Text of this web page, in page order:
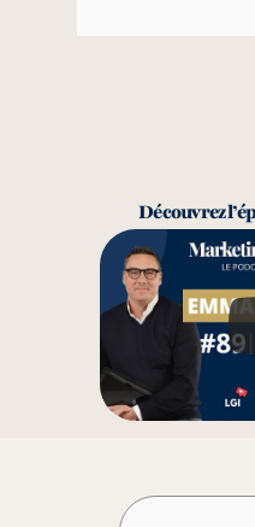
Découvrez